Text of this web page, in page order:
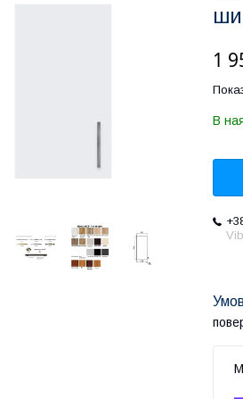
1
В